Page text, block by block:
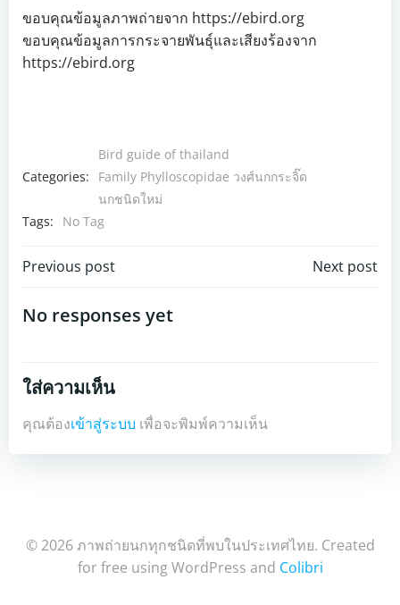
ขอบคุณข้อมูลภาพถ่ายจาก https://ebird.org
ขอบคุณข้อมูลการกระจายพันธุ์และเสียงร้องจาก
https://ebird.org
Categories:
Bird guide of thailand
Family Phylloscopidae วงศ์นกกระจิ๊ด
นกชนิดใหม่
Tags:
No Tag
Post
navigation
Previous post Next post
No responses yet
ใส่ความเห็น
คุณต้องเข้าสู่ระบบ เพื่อจะพิมพ์ความเห็น
© 2026 ภาพถ่ายนกทุกชนิดที่พบในประเทศไทย. Created
for free using WordPress and Colibri